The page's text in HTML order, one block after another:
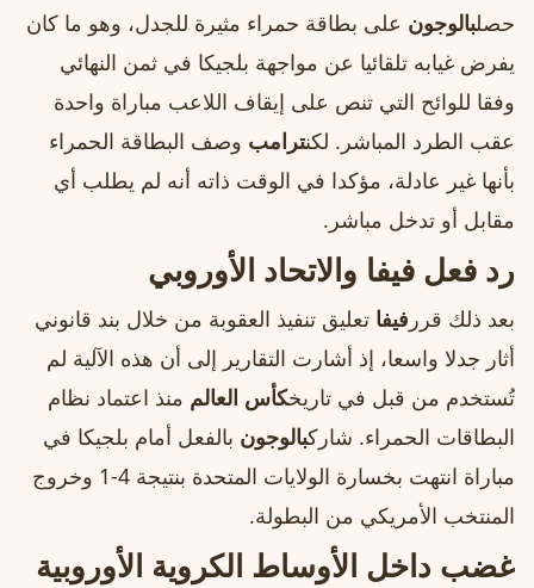
حصلبالوجون على بطاقة حمراء مثيرة للجدل، وهو ما كان
يفرض غيابه تلقائيا عن مواجهة بلجيكا في ثمن النهائي
وفقا للوائح التي تنص على إيقاف اللاعب مباراة واحدة
عقب الطرد المباشر. لكنترامب وصف البطاقة الحمراء
بأنها غير عادلة، مؤكدا في الوقت ذاته أنه لم يطلب أي
مقابل أو تدخل مباشر.
رد فعل فيفا والاتحاد الأوروبي
بعد ذلك قرر فيفا تعليق تنفيذ العقوبة من خلال بند قانوني
أثار جدلا واسعا، إذ أشارت التقارير إلى أن هذه الآلية لم
تُستخدم من قبل في تاريخكأس العالم منذ اعتماد نظام
البطاقات الحمراء. شاركبالوجون بالفعل أمام بلجيكا في
مباراة انتهت بخسارة الولايات المتحدة بنتيجة 4-1 وخروج
المنتخب الأمريكي من البطولة.
غضب داخل الأوساط الكروية الأوروبية